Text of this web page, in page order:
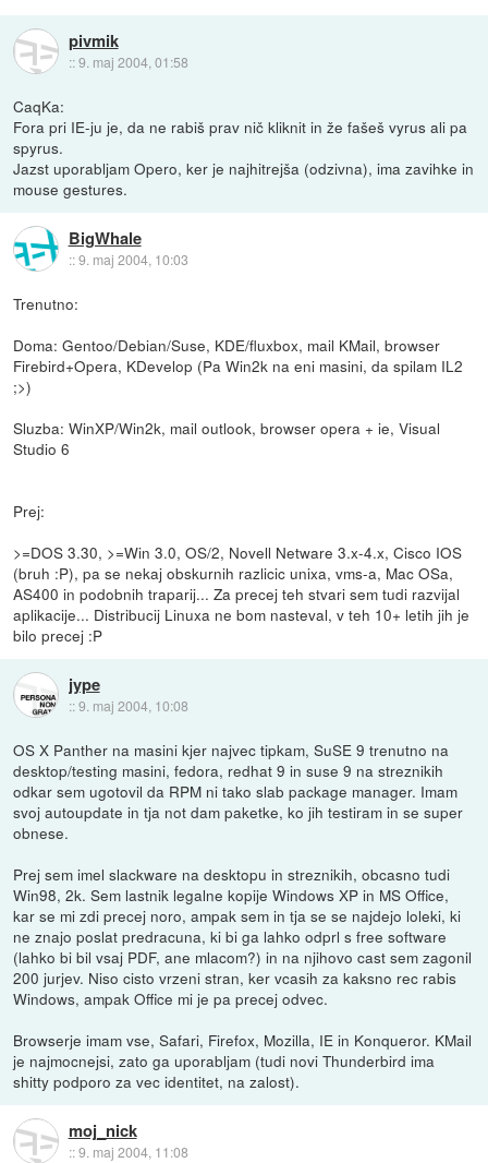
pivmik
::9. maj 2004, 01:58
CaqKa:
Fora pri IE-ju je, da ne rabiš prav nič kliknit in že fašeš vyrus ali pa
spyrus.
Jazst uporabljam Opero, ker je najhitrejša (odzivna), ima zavihke in
mouse gestures.
BigWhale
::9. maj 2004, 10:03
Trenutno:
Doma: Gentoo/Debian/Suse, KDE/fluxbox, mail KMail, browser
Firebird+Opera, KDevelop (Pa Win2k na eni masini, da spilam IL2
;>)
Sluzba: WinXP/Win2k, mail outlook, browser opera + ie, Visual
Studio 6
Prej:
>=DOS 3.30, >=Win 3.0, OS/2, Novell Netware 3.x-4.x, Cisco IOS
(bruh :P), pa se nekaj obskurnih razlicic unixa, vms-a, Mac OSa,
AS400 in podobnih traparij... Za precej teh stvari sem tudi razvijal
aplikacije... Distribucij Linuxa ne bom nasteval, v teh 10+ letih jih je
bilo precej :P
jype
::9. maj 2004, 10:08
OS X Panther na masini kjer najvec tipkam, SuSE 9 trenutno na
desktop/testing masini, fedora, redhat 9 in suse 9 na streznikih
odkar sem ugotovil da RPM ni tako slab package manager. Imam
svoj autoupdate in tja not dam paketke, ko jih testiram in se super
obnese.
Prej sem imel slackware na desktopu in streznikih, obcasno tudi
Win98, 2k. Sem lastnik legalne kopije Windows XP in MS Office,
kar se mi zdi precej noro, ampak sem in tja se se najdejo loleki, ki
ne znajo poslat predracuna, ki bi ga lahko odprl s free software
(lahko bi bil vsaj PDF, ane mlacom?) in na njihovo cast sem zagonil
200 jurjev. Niso cisto vrzeni stran, ker vcasih za kaksno rec rabis
Windows, ampak Office mi je pa precej odvec.
Browserje imam vse, Safari, Firefox, Mozilla, IE in Konqueror. KMail
je najmocnejsi, zato ga uporabljam (tudi novi Thunderbird ima
shitty podporo za vec identitet, na zalost).
moj_nick
::9. maj 2004, 11:08